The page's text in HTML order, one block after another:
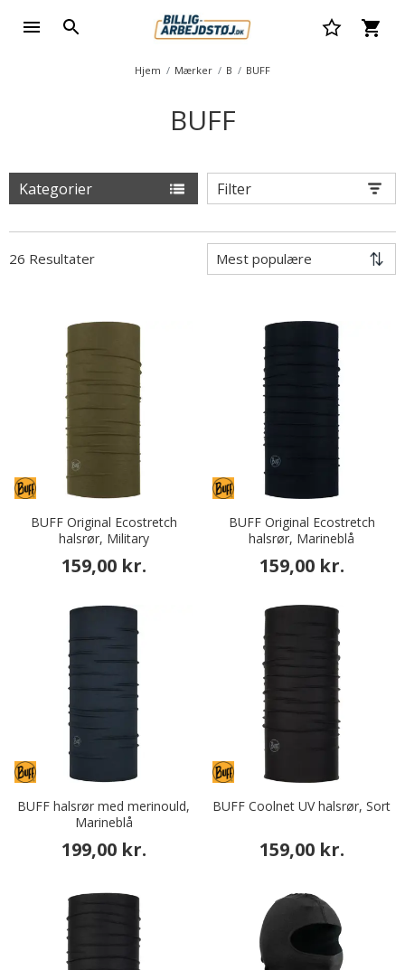
Hjem Mærker B BUFF
BUFF
Kategorier Filter
26 Resultater
BUFF Original Ecostretch
halsrør, Military
159,00 kr.
BUFF Original Ecostretch
halsrør, Marineblå
159,00 kr.
BUFF halsrør med merinould,
Marineblå
199,00 kr.
BUFF Coolnet UV halsrør, Sort
159,00 kr.